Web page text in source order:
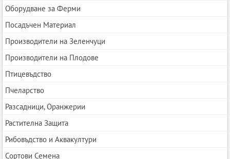
Оборудване за Ферми
Посадъчен Материал
Производители на Зеленчуци
Производители на Плодове
Птицевъдство
Пчеларство
Разсадници, Оранжерии
Растителна Защита
Рибовъдство и Аквакултури
Сортови Семена